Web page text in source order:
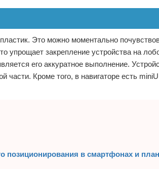
Это можно моментально
упрощает закрепление устройства на
его аккуратное выполнение.
Кроме того, в навигаторе есть
позиционирования в смартфонах и